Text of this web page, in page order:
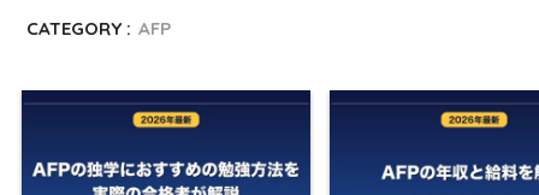
CATEGORY : AFP